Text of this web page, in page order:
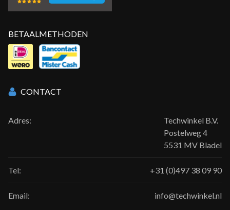
BETAALMETHODEN
CONTACT
Adres:
Techwinkel B.V.
Postelweg 4
5531 MV Bladel
Tel: +31 (0)497 38 09 90
Email: info@techwinkel.nl